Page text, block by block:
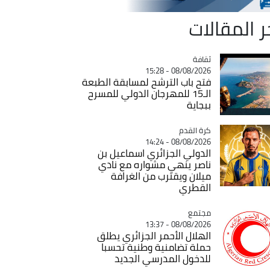
المقالات
Catégorie
ثقافة
08/08/2026 - 15:28
فتح باب الترشح لمسابقة الطبعة
الـ15 للمهرجان الدولي للمسرح
ببجاية
Catégorie
كرة القدم
08/08/2026 - 14:24
الدولي الجزائري اسماعيل بن
ناصر ينهي مشواره مع نادي
ميلان ويقترب من الغرافة
القطري
Catégorie
مجتمع
08/08/2026 - 13:37
الهلال الأحمر الجزائري يطلق
حملة تضامنية وطنية تحسبا
للدخول المدرسي الجديد